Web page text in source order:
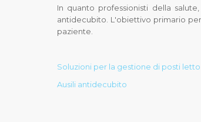
In quanto professionisti della
antidecubito. L'obiettivo primario
paziente.
Soluzioni per la gestione di posti
Ausili antidecubito